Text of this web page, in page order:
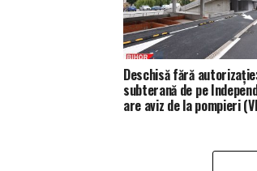
Deschisă fără
subterană de pe
are aviz de la pompieri